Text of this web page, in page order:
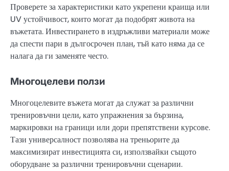
Проверете за характеристики като укрепени краища или
UV устойчивост, които могат да подобрят живота на
въжетата. Инвестирането в издръжливи материали може
да спести пари в дългосрочен план, тъй като няма да се
налага да ги заменяте често.
Многоцелеви ползи
Многоцелевите въжета могат да служат за различни
тренировъчни цели, като упражнения за бързина,
маркировки на граници или дори препятствени курсове.
Тази универсалност позволява на треньорите да
максимизират инвестицията си, използвайки същото
оборудване за различни тренировъчни сценарии.